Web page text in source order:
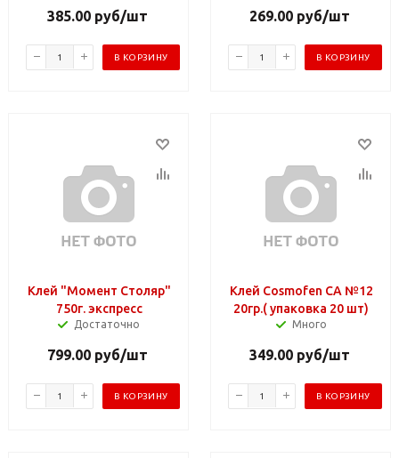
385.00руб/шт
В КОРЗИНУ
269.00руб/шт
В КОРЗИНУ
Клей "Момент Столяр"
750г. экспресс
Достаточно
799.00руб/шт
В КОРЗИНУ
Клей Cosmofen СА №12
20гр.( упаковка 20 шт)
Много
349.00руб/шт
В КОРЗИНУ